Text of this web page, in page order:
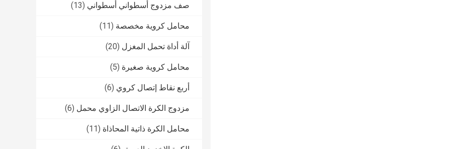
صف مزدوج أسطواني أسطواني (13)
محامل كروية مخصصة (11)
آلة أداة تحمل المغزل (20)
محامل كروية صغيرة (5)
أربع نقاط إتصال كروي (6)
مزدوج الكرة الاتصال الزاوي محمل (6)
محامل الكرة ذاتية المحاذاة (11)